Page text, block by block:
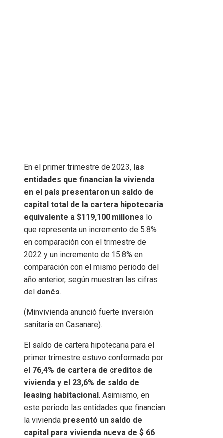
En el primer trimestre de 2023, las
entidades que financian la vivienda
en el país presentaron un saldo de
capital total de la cartera hipotecaria
equivalente a $119,100 millones lo
que representa un incremento de 5.8%
en comparación con el trimestre de
2022 y un incremento de 15.8% en
comparación con el mismo periodo del
año anterior, según muestran las cifras
del danés.
(Minvivienda anunció fuerte inversión
sanitaria en Casanare).
El saldo de cartera hipotecaria para el
primer trimestre estuvo conformado por
el 76,4% de cartera de creditos de
vivienda y el 23,6% de saldo de
leasing habitacional . Asimismo, en
este periodo las entidades que financian
la vivienda presentó un saldo de
capital para vivienda nueva de $ 66